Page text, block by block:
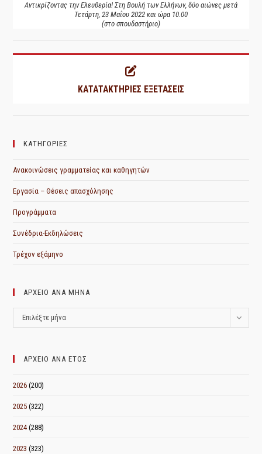
Αντικρίζοντας την Ελευθερία! Στη Βουλή των Ελλήνων, δύο αιώνες μετά
Τετάρτη, 23 Μαΐου 2022 και ώρα 10.00
(στο σπουδαστήριο)
ΚΑΤΑΤΑΚΤΗΡΙΕΣ ΕΞΕΤΑΣΕΙΣ
ΚΑΤΗΓΟΡΙΕΣ
Ανακοινώσεις γραμματείας και καθηγητών
Εργασία – Θέσεις απασχόλησης
Προγράμματα
Συνέδρια-Εκδηλώσεις
Τρέχον εξάμηνο
ΑΡΧΕΙΟ ΑΝΑ ΜΗΝΑ
ΑΡΧΕΙΟ
ΑΝΑ
Επιλέξτε μήνα
ΑΡΧΕΙΟ ΑΝΑ ΕΤΟΣ
2026 (200)
2025 (322)
2024 (288)
2023 (323)